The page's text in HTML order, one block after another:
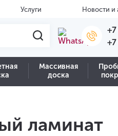
Услуги Новости и
Массивная
доска
ламинат